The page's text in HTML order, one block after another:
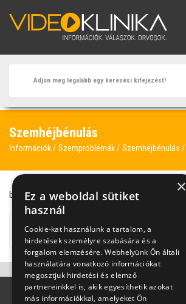
Szemhéjbénulás
Információk Szemproblémák Szemhéjbénulás
bénulás szemhéjbénulás ×
Ez a weboldal sütiket
használ
Cookie-kat használunk a tartalom, a
hirdetések személyre szabására és a
forgalom elemzésére. Webhelyünk Ön általi
használatára vonatkozó információkat
megosztjuk hirdetési és elemző
partnereinkkel is, akik egyesíthetik azokat
más információkkal, amelyeket Ön